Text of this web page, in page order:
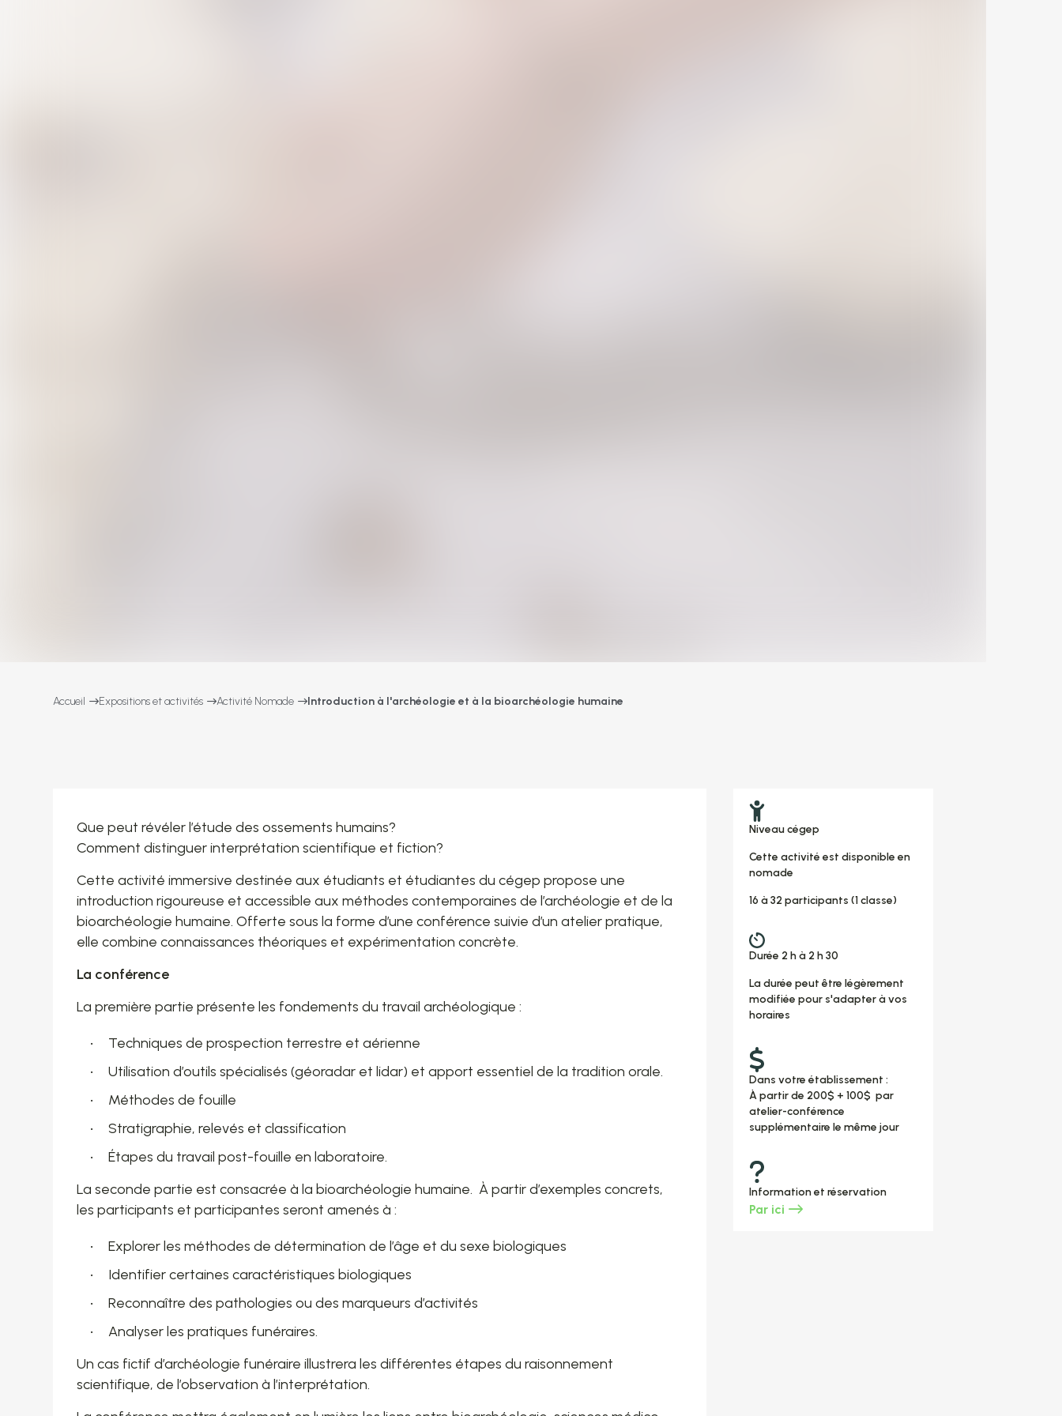
Accueil Expositions et activités Activité Nomade Introduction à l'archéologie et à la bioarchéologie humaine
Que peut révéler l’étude des ossements humains?
Comment distinguer interprétation scientifique et fiction?
Cette activité immersive destinée aux étudiants et étudiantes du cégep propose une
introduction rigoureuse et accessible aux méthodes contemporaines de l’archéologie et de la
bioarchéologie humaine. Offerte sous la forme d’une conférence suivie d’un atelier pratique,
elle combine connaissances théoriques et expérimentation concrète.
La conférence
La première partie présente les fondements du travail archéologique :
Techniques de prospection terrestre et aérienne
Utilisation d’outils spécialisés (géoradar et lidar) et apport essentiel de la tradition orale.
Méthodes de fouille
Stratigraphie, relevés et classification
Étapes du travail post-fouille en laboratoire.
La seconde partie est consacrée à la bioarchéologie humaine. À partir d’exemples concrets,
les participants et participantes seront amenés à :
Explorer les méthodes de détermination de l’âge et du sexe biologiques
Identifier certaines caractéristiques biologiques
Reconnaître des pathologies ou des marqueurs d’activités
Analyser les pratiques funéraires.
Un cas fictif d’archéologie funéraire illustrera les différentes étapes du raisonnement
scientifique, de l’observation à l’interprétation.
Niveau cégep
Cette activité est disponible en
nomade
16 à 32 participants (1 classe)
Durée 2 h à 2 h 30
La durée peut être légèrement
modifiée pour s'adapter à vos
horaires
Dans votre établissement :
À partir de 200$ + 100$ par
atelier-conférence
supplémentaire le même jour
Information et réservation
Par ici